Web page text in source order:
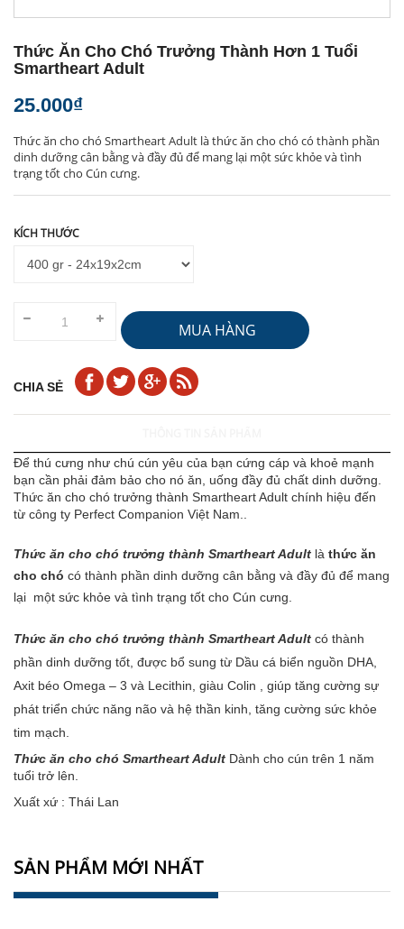
Thức Ăn Cho Chó Trưởng Thành Hơn 1 Tuổi
Smartheart Adult
25.000₫
Thức ăn cho chó Smartheart Adult là thức ăn cho chó có thành phần
dinh dưỡng cân bằng và đầy đủ để mang lại một sức khỏe và tình
trạng tốt cho Cún cưng.
KÍCH THƯỚC
MUA HÀNG
CHIA SẺ
Để thú cưng như chú cún yêu của bạn cứng cáp và khoẻ mạnh
bạn cần phải đảm bảo cho nó ăn, uống đầy đủ chất dinh dưỡng.
Thức ăn cho chó trưởng thành Smartheart Adult chính hiệu đến
từ công ty Perfect Companion Việt Nam..
Thức ăn cho chó trưởng thành Smartheart Adult là thức ăn
cho chó có thành phần dinh dưỡng cân bằng và đầy đủ để mang
lại một sức khỏe và tình trạng tốt cho Cún cưng.
Thức ăn cho chó trưởng thành Smartheart Adult có thành
phần dinh dưỡng tốt, được bổ sung từ Dầu cá biển nguồn DHA,
Axit béo Omega – 3 và Lecithin, giàu Colin , giúp tăng cường sự
phát triển chức năng não và hệ thần kinh, tăng cường sức khỏe
tim mạch.
Thức ăn cho chó Smartheart Adult Dành cho cún trên 1 năm
tuổi trở lên.
Xuất xứ : Thái Lan
SẢN PHẨM MỚI NHẤT